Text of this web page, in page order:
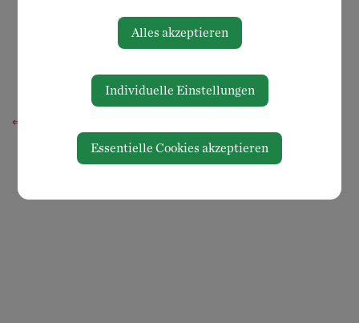
⇐ zurück
Alles akzeptieren
Individuelle Einstellungen
Essentielle Cookies akzeptieren